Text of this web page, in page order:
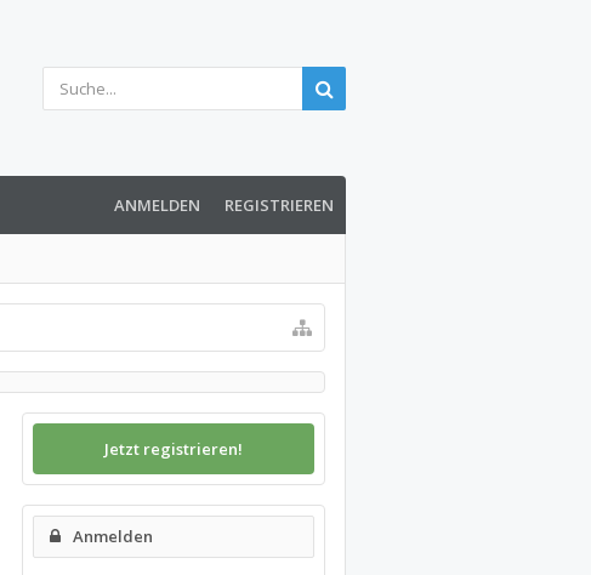
ANMELDEN REGISTRIEREN
Jetzt registrieren!
Anmelden